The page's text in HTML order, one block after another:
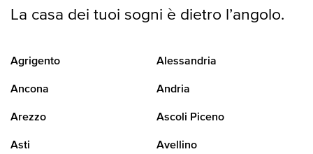
La casa dei tuoi sogni è dietro l’angolo.
Agrigento Alessandria
Ancona Andria
Arezzo Ascoli Piceno
Asti Avellino